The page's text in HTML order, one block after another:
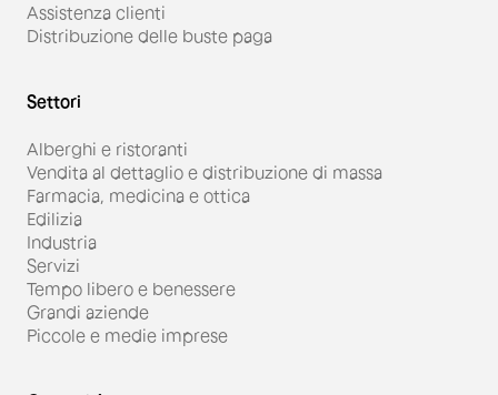
Assistenza clienti
Distribuzione delle buste paga
Settori
Alberghi e ristoranti
Vendita al dettaglio e distribuzione di massa
Farmacia, medicina e ottica
Edilizia
Industria
Servizi
Tempo libero e benessere
Grandi aziende
Piccole e medie imprese